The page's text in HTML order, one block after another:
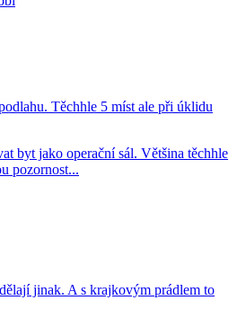
Těchhle 5 míst ale při úklidu
byt jako operační sál. Většina těchhle
pozornost...
jinak. A s krajkovým prádlem to